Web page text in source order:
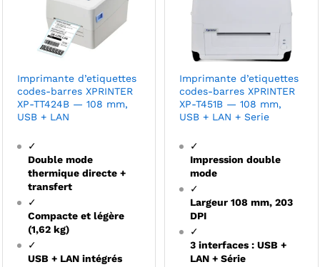
Imprimante d’etiquettes
codes-barres XPRINTER
XP-TT424B — 108 mm,
USB + LAN
✓
Double mode
thermique directe +
transfert
✓
Compacte et légère
(1,62 kg)
✓
USB + LAN intégrés
Imprimante d’etiquettes
codes-barres XPRINTER
XP-T451B — 108 mm,
USB + LAN + Serie
✓
Impression double
mode
✓
Largeur 108 mm, 203
DPI
✓
3 interfaces : USB +
LAN + Série